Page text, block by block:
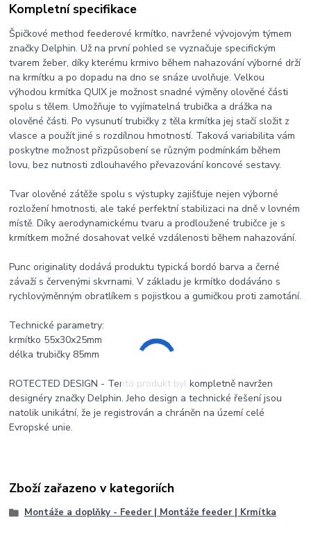
Kompletní specifikace
Špičkové method feederové krmítko, navržené vývojovým týmem
značky Delphin. Už na první pohled se vyznačuje specifickým
tvarem žeber, díky kterému krmivo během nahazování výborné drží
na krmítku a po dopadu na dno se snáze uvolňuje. Velkou
výhodou krmítka QUIX je možnost snadné výměny olověné části
spolu s tělem. Umožňuje to vyjímatelná trubička a drážka na
olověné části. Po vysunutí trubičky z těla krmítka jej stačí složit z
vlasce a použít jiné s rozdílnou hmotností. Taková variabilita vám
poskytne možnost přizpůsobení se různým podmínkám během
lovu, bez nutnosti zdlouhavého převazování koncové sestavy.
Tvar olověné zátěže spolu s výstupky zajišťuje nejen výborné
rozložení hmotnosti, ale také perfektní stabilizaci na dně v lovném
místě. Díky aerodynamickému tvaru a prodloužené trubičce je s
krmítkem možné dosahovat velké vzdálenosti během nahazování.
Punc originality dodává produktu typická bordó barva a černé
závaží s červenými skvrnami. V základu je krmítko dodáváno s
rychlovýměnným obratlíkem s pojistkou a gumičkou proti zamotání.
Technické parametry:
krmítko 55x30x25mm
délka trubičky 85mm
ROTECTED DESIGN - Tento produkt byl kompletně navržen
designéry značky Delphin. Jeho design a technické řešení jsou
natolik unikátní, že je registrován a chráněn na území celé
Evropské unie.
Zboží zařazeno v kategoriích
Montáže a doplňky - Feeder | Montáže feeder | Krmítka